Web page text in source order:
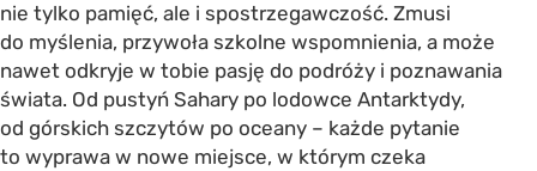
nie tylko pamięć, ale i spostrzegawczość. Zmusi
do myślenia, przywoła szkolne wspomnienia, a może
nawet odkryje w tobie pasję do podróży i poznawania
świata. Od pustyń Sahary po lodowce Antarktydy,
od górskich szczytów po oceany – każde pytanie
to wyprawa w nowe miejsce, w którym czeka